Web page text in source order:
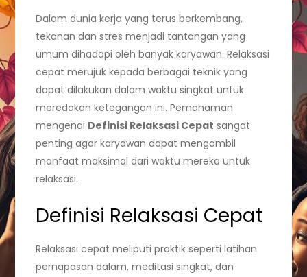
Dalam dunia kerja yang terus berkembang,
tekanan dan stres menjadi tantangan yang
umum dihadapi oleh banyak karyawan. Relaksasi
cepat merujuk kepada berbagai teknik yang
dapat dilakukan dalam waktu singkat untuk
meredakan ketegangan ini. Pemahaman
mengenai Definisi Relaksasi Cepat sangat
penting agar karyawan dapat mengambil
manfaat maksimal dari waktu mereka untuk
relaksasi.
Definisi Relaksasi Cepat
Relaksasi cepat meliputi praktik seperti latihan
pernapasan dalam, meditasi singkat, dan